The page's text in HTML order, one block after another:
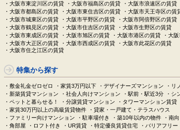
・大阪市東淀川区の賃貸
・大阪市福島区の賃貸
・大阪市浪速区の賃貸
・大阪市都島区の賃貸
・大阪市東住吉区の賃貸
・大阪市天王寺区の賃
・大阪市城東区の賃貸
・大阪市平野区の賃貸
・大阪市阿倍野区の賃貸
・大阪市鶴見区の賃貸
・大阪市住吉区の賃貸
・大阪市生野区の賃貸
・大阪市東成区の賃貸
・大阪市旭区の賃貸 ・大阪市港区の賃貸
・大
・大阪市大正区の賃貸
・大阪市西成区の賃貸
・大阪市此花区の賃貸
・大阪市住之江区の賃貸
特集から探す
・敷金礼金ゼロゼロ ・家賃3万円以下 ・デザイナーズマンション
・リ
・新築賃貸マンション
・社会人向けマンション ・駅前・駅近3分
・シ
・ペットと暮らせる！
・分譲賃貸マンション
・タワーマンション賃貸
・家賃30万円以上の高級賃貸物件
・貸家・一戸建て・テラスハウス
・ファミリー向けマンション
・駐車場付き ・築10年以内の物件 ・南
・角部屋
・ロフト付き ・UR賃貸 ・特定優良賃貸住宅 ・バリアフリー